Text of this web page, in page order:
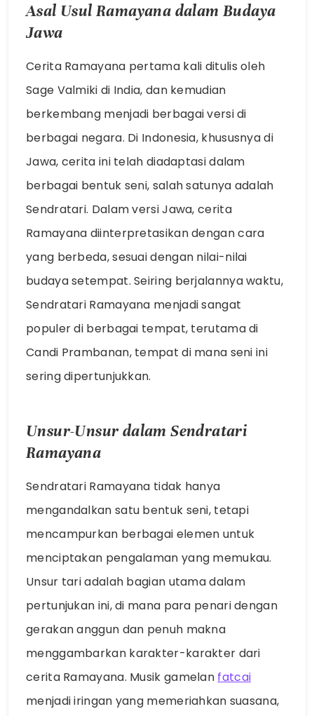
Asal Usul Ramayana dalam Budaya
Jawa
Cerita Ramayana pertama kali ditulis oleh
Sage Valmiki di India, dan kemudian
berkembang menjadi berbagai versi di
berbagai negara. Di Indonesia, khususnya di
Jawa, cerita ini telah diadaptasi dalam
berbagai bentuk seni, salah satunya adalah
Sendratari. Dalam versi Jawa, cerita
Ramayana diinterpretasikan dengan cara
yang berbeda, sesuai dengan nilai-nilai
budaya setempat. Seiring berjalannya waktu,
Sendratari Ramayana menjadi sangat
populer di berbagai tempat, terutama di
Candi Prambanan, tempat di mana seni ini
sering dipertunjukkan.
Unsur-Unsur dalam Sendratari
Ramayana
Sendratari Ramayana tidak hanya
mengandalkan satu bentuk seni, tetapi
mencampurkan berbagai elemen untuk
menciptakan pengalaman yang memukau.
Unsur tari adalah bagian utama dalam
pertunjukan ini, di mana para penari dengan
gerakan anggun dan penuh makna
menggambarkan karakter-karakter dari
cerita Ramayana. Musik gamelan fatcai
menjadi iringan yang memeriahkan suasana,